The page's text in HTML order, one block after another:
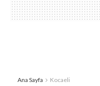
Ana Sayfa Kocaeli